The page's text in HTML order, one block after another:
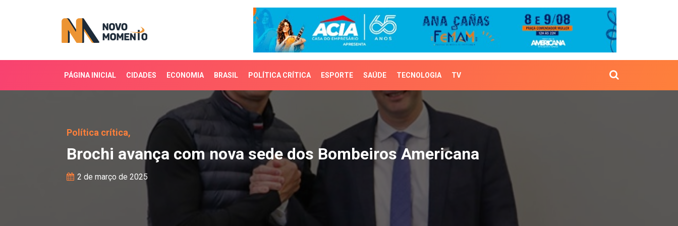
PÁGINA INICIAL CIDADES ECONOMIA BRASIL POLÍTICA CRÍTICA ESPORTE SAÚDE TECNOLOGIA TV
Brochi avança com nova sede dos Bombeiros Americana
Política crítica,
Brochi avança com nova sede dos Bombeiros Americana
2 de março de 2025